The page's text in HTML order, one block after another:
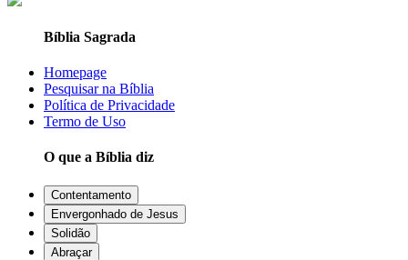
Bíblia Sagrada
Homepage
Pesquisar na Bíblia
Política de Privacidade
Termo de Uso
O que a Bíblia diz
Contentamento
Envergonhado de Jesus
Solidão
Abraçar